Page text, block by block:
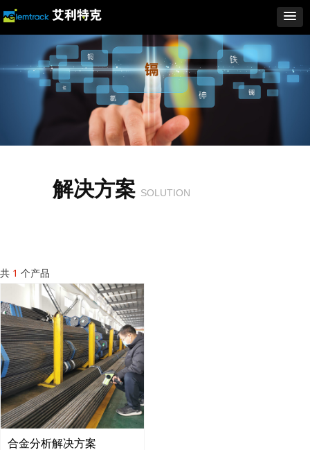
共 1 个产品
合金分析解决方案
解决方案 SOLUTION